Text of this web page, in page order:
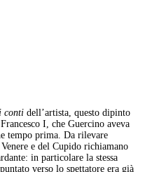
conti dell’artista, questo dipinto
I, che Guercino aveva
tempo prima. Da rilevare
e del Cupido richiamano
in particolare la stessa
verso lo spettatore era già